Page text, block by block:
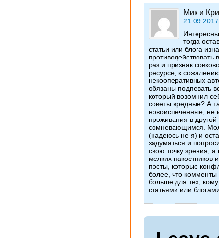
Мик и
тогда
статьи или блога
противодействовать
раз и признак
ресурсе, к
некооперативных
обязаны подпевать
который возомнил
советы вредные? А
новоиспеченные, не
проживания в
сомневающимся.
(надеюсь не я) и
задуматься и
свою точку зрения,
мелких пакостников
посты, которые
более, что комменты
больше для тех,
статьями или